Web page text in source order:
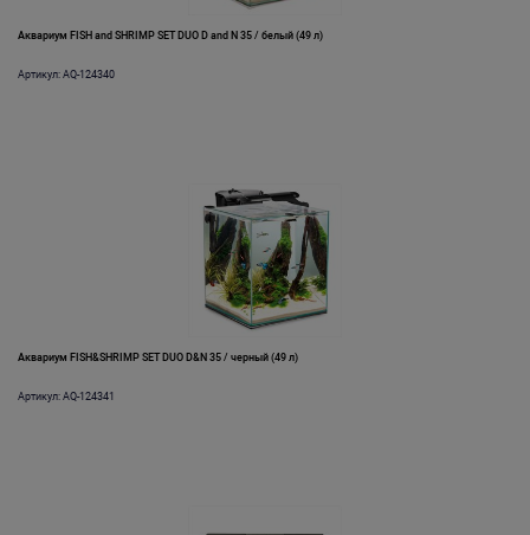
Аквариум FISH and SHRIMP SET DUO D and N 35 / белый (49 л)
Артикул: AQ-124340
Аквариум FISH&SHRIMP SET DUO D&N 35 / черный (49 л)
Артикул: AQ-124341